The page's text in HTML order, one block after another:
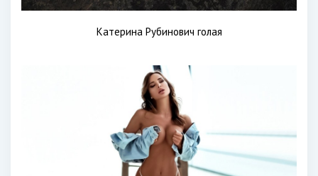
Катерина Рубинович голая